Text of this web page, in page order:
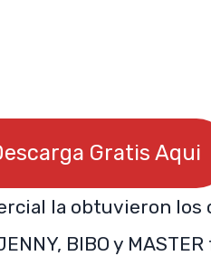
Gratis Aqui
la obtuvieron los
BIBO y